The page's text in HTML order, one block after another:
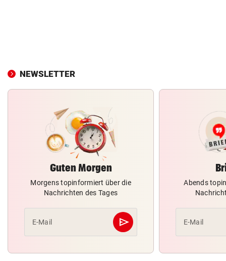
NEWSLETTER
Guten Morgen
Morgens topinformiert über die
Nachrichten des Tages
E-Mail send
Abschicken
Abends
E-Mail